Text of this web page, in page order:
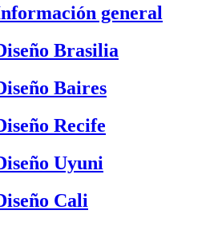
general
Brasilia
Baires
Recife
Uyuni
Cali